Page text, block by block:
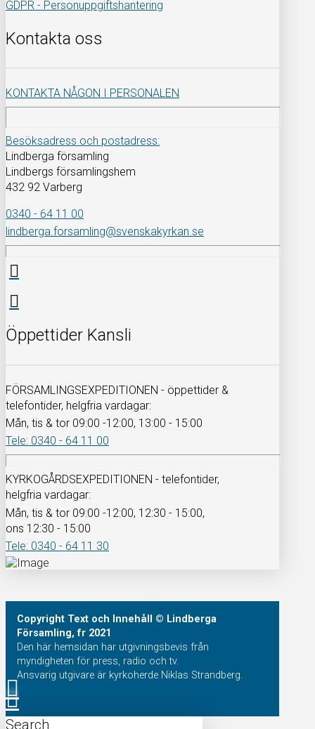
GDPR - Personuppgiftshantering
Kontakta oss
KONTAKTA NÅGON I PERSONALEN
Besöksadress och postadress:
Lindberga församling
Lindbergs församlingshem
432 92 Varberg
0340 - 64 11 00
lindberga.forsamling@svenskakyrkan.se
Öppettider Kansli
FÖRSAMLINGSEXPEDITIONEN - öppettider &
telefontider, helgfria vardagar:
Mån, tis & tor 09:00 -12:00, 13:00 - 15:00
Tele: 0340 - 64 11 00
KYRKOGÅRDSEXPEDITIONEN - telefontider,
helgfria vardagar:
Mån, tis & tor 09:00 -12:00, 12:30 - 15:00,
ons 12:30 - 15:00
Tele: 0340 - 64 11 30
Copyright Text och Innehåll
© Lindberga
Församling, fr 2021
Den här hemsidan har utgivningsbevis från
myndigheten för press, radio och tv.
Ansvarig utgivare är kyrkoherde Niklas Strandberg.
Search